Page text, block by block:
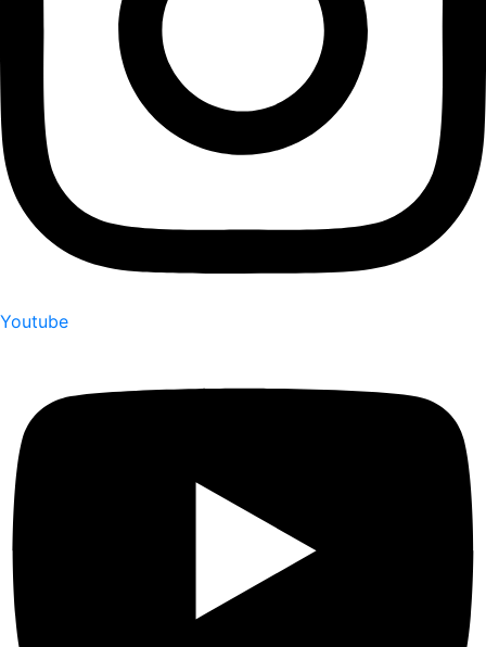
Youtube